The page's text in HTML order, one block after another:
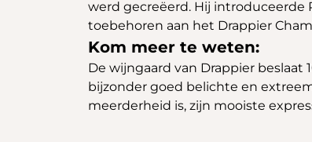
werd gecreëerd. Hij introduceerde
toebehoren aan het Drappier
Kom meer te weten:
De wijngaard van Drappier beslaat
bijzonder goed belichte en
meerderheid is, zijn mooiste